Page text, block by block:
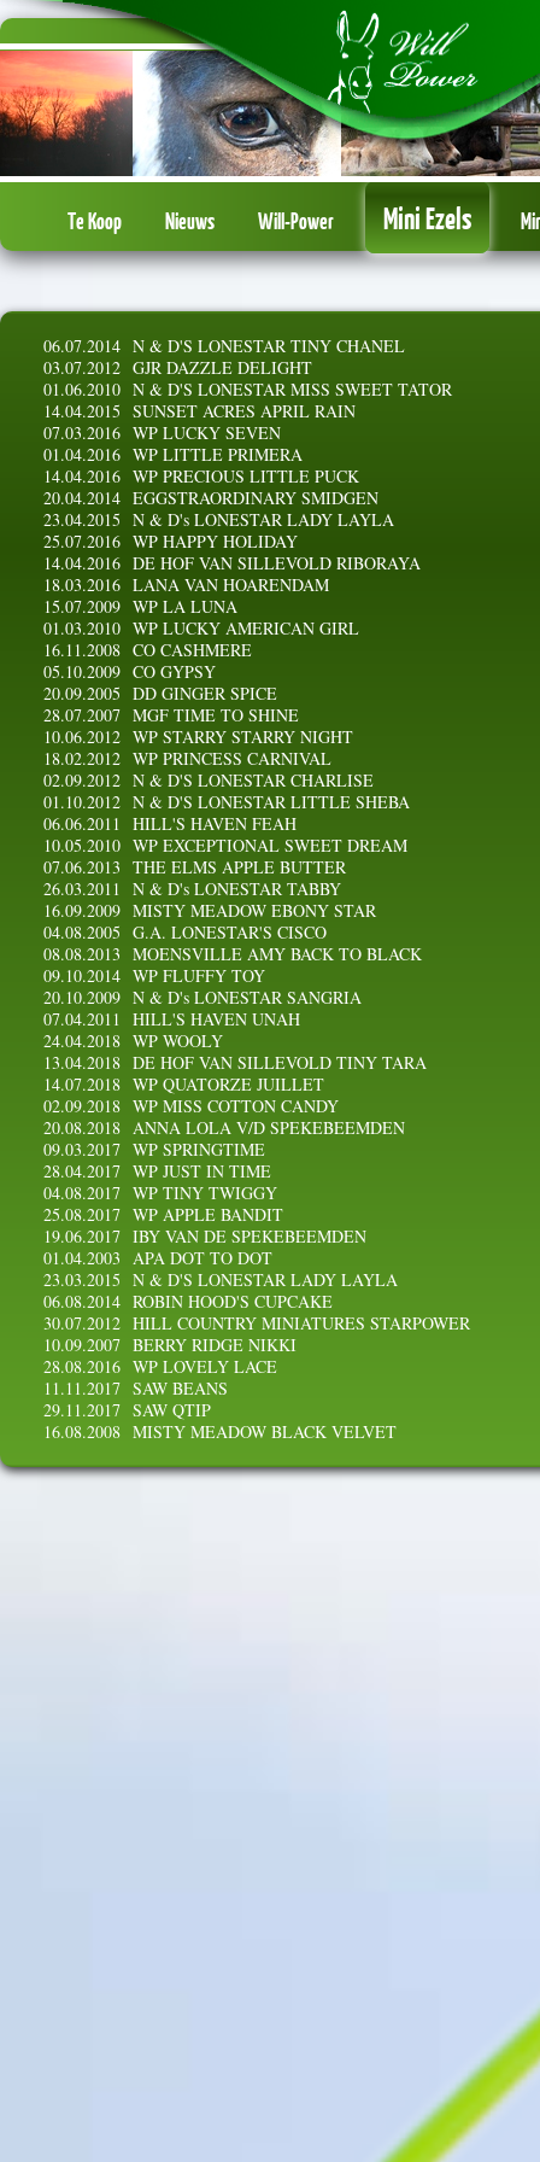
Te Koop Nieuws Will-Power Mini Ezels
06.07.2014 N & D'S LONESTAR TINY CHANEL
03.07.2012 GJR DAZZLE DELIGHT
01.06.2010 N & D'S LONESTAR MISS SWEET TATOR
14.04.2015 SUNSET ACRES APRIL RAIN
07.03.2016 WP LUCKY SEVEN
01.04.2016 WP LITTLE PRIMERA
14.04.2016 WP PRECIOUS LITTLE PUCK
20.04.2014 EGGSTRAORDINARY SMIDGEN
23.04.2015 N & D's LONESTAR LADY LAYLA
25.07.2016 WP HAPPY HOLIDAY
14.04.2016 DE HOF VAN SILLEVOLD RIBORAYA
18.03.2016 LANA VAN HOARENDAM
15.07.2009 WP LA LUNA
01.03.2010 WP LUCKY AMERICAN GIRL
16.11.2008 CO CASHMERE
05.10.2009 CO GYPSY
20.09.2005 DD GINGER SPICE
28.07.2007 MGF TIME TO SHINE
10.06.2012 WP STARRY STARRY NIGHT
18.02.2012 WP PRINCESS CARNIVAL
02.09.2012 N & D'S LONESTAR CHARLISE
01.10.2012 N & D'S LONESTAR LITTLE SHEBA
06.06.2011 HILL'S HAVEN FEAH
10.05.2010 WP EXCEPTIONAL SWEET DREAM
07.06.2013 THE ELMS APPLE BUTTER
26.03.2011 N & D's LONESTAR TABBY
16.09.2009 MISTY MEADOW EBONY STAR
04.08.2005 G.A. LONESTAR'S CISCO
08.08.2013 MOENSVILLE AMY BACK TO BLACK
09.10.2014 WP FLUFFY TOY
20.10.2009 N & D's LONESTAR SANGRIA
07.04.2011 HILL'S HAVEN UNAH
24.04.2018 WP WOOLY
13.04.2018 DE HOF VAN SILLEVOLD TINY TARA
14.07.2018 WP QUATORZE JUILLET
02.09.2018 WP MISS COTTON CANDY
20.08.2018 ANNA LOLA V/D SPEKEBEEMDEN
09.03.2017 WP SPRINGTIME
28.04.2017 WP JUST IN TIME
04.08.2017 WP TINY TWIGGY
25.08.2017 WP APPLE BANDIT
19.06.2017 IBY VAN DE SPEKEBEEMDEN
01.04.2003 APA DOT TO DOT
23.03.2015 N & D'S LONESTAR LADY LAYLA
06.08.2014 ROBIN HOOD'S CUPCAKE
30.07.2012 HILL COUNTRY MINIATURES STARPOWER
10.09.2007 BERRY RIDGE NIKKI
28.08.2016 WP LOVELY LACE
11.11.2017 SAW BEANS
29.11.2017 SAW QTIP
16.08.2008 MISTY MEADOW BLACK VELVET